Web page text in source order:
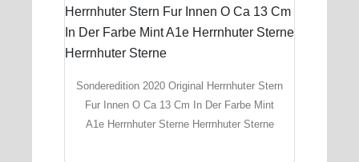
Sonderedition 2020 Original Herrnhuter Stern
Fur Innen O Ca 13 Cm In Der Farbe Mint
A1e Herrnhuter Sterne Herrnhuter Sterne